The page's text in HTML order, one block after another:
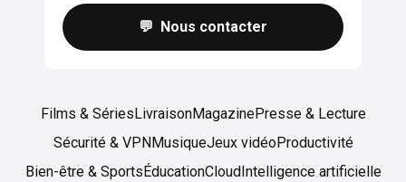
💬 Nous contacter
Films & SériesLivraisonMagazinePresse & Lecture
Sécurité & VPNMusiqueJeux vidéoProductivité
Bien-être & SportsÉducationCloudIntelligence artificielle